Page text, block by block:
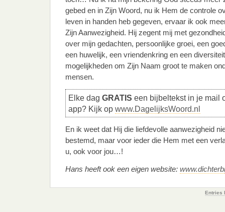
gebed en in Zijn Woord, nu ik Hem de controle
leven in handen heb gegeven, ervaar ik ook
Zijn Aanwezigheid. Hij zegent mij met
over mijn gedachten, persoonlijke groei, een
een huwelijk, een vriendenkring en een
mogelijkheden om Zijn Naam groot te maken
mensen.
Elke dag GRATIS een bijbeltekst in je mail
app? Kijk op www.DagelijksWoord.nl
En ik weet dat Hij die liefdevolle aanwezigheid
bestemd, maar voor ieder die Hem met een
u, ook voor jou…!
Hans heeft ook een eigen website:
Entries